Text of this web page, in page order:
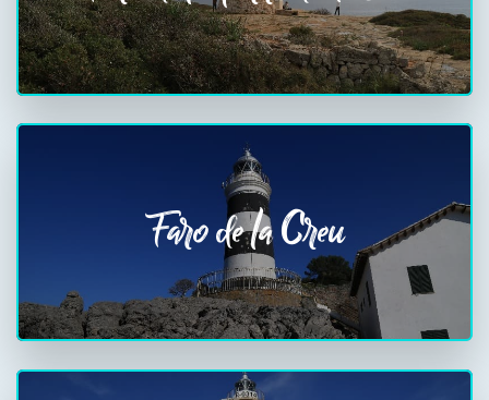
Faro de la Creu